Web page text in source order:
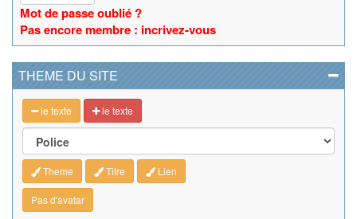
Mot de passe oublié ?
Pas encore membre : incrivez-vous
THEME DU SITE
le texte le texte
Theme Titre Lien
Pas d'avatar